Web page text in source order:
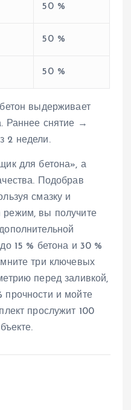
50 %
50 %
50 %
выдерживает
Раннее снятие →
2 недели.
для бетона», а
Подобрав
смазку и
режим, вы получите
15 % бетона и 30 %
три ключевых
перед заливкой,
прочности и мойте
прослужит 100